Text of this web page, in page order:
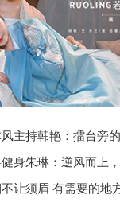
主持韩艳：擂台旁
身朱琳：逆风而上
让须眉 有需要的地